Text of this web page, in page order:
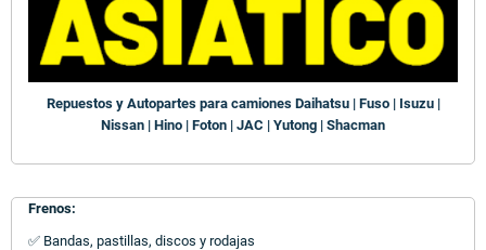
Repuestos y Autopartes para camiones Daihatsu | Fuso | Isuzu |
Nissan | Hino | Foton | JAC | Yutong | Shacman
Frenos:
✅ Bandas, pastillas, discos y rodajas